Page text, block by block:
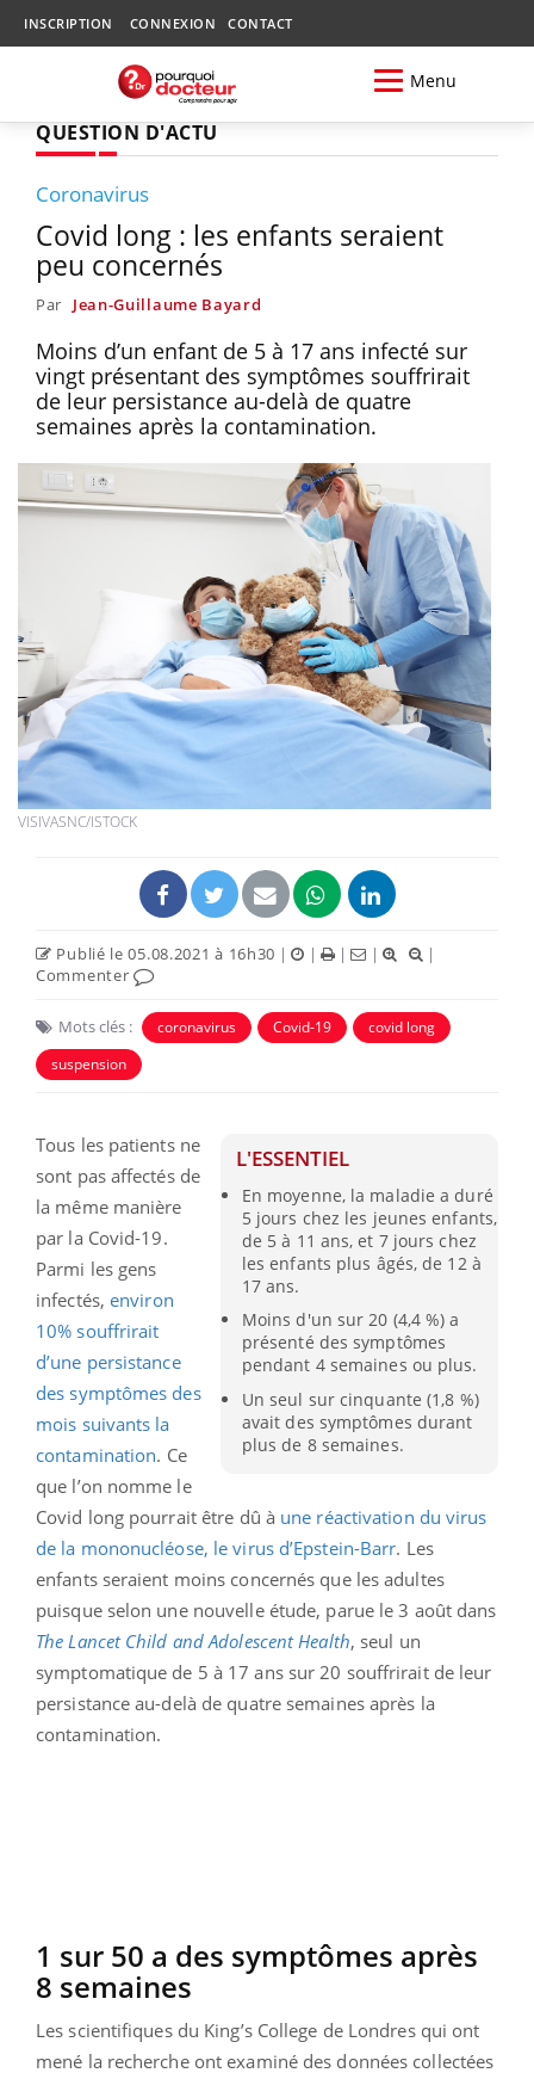
INSCRIPTION CONNEXION CONTACT
Menu
QUESTION D'ACTU
Coronavirus
Covid long : les enfants seraient
peu concernés
Par Jean-Guillaume Bayard
Moins d’un enfant de 5 à 17 ans infecté sur
vingt présentant des symptômes souffrirait
de leur persistance au-delà de quatre
semaines après la contamination.
VISIVASNC/ISTOCK
Publié le 05.08.2021 à 16h30 | | | |
|
Commenter
Mots clés : coronavirus Covid-19
covid long
suspension
L'ESSENTIEL
En moyenne, la maladie a duré
5 jours chez les jeunes enfants,
de 5 à 11 ans, et 7 jours chez
les enfants plus âgés, de 12 à
17 ans.
Moins d'un sur 20 (4,4 %) a
présenté des symptômes
pendant 4 semaines ou plus.
Un seul sur cinquante (1,8 %)
avait des symptômes durant
plus de 8 semaines.
Tous les patients ne
sont pas affectés de
la même manière
par la Covid-19.
Parmi les gens
infectés, environ
10% souffrirait
d’une persistance
des symptômes des
mois suivants la
contamination. Ce
que l’on nomme le
Covid long pourrait être dû à une réactivation du virus
de la mononucléose, le virus d’Epstein-Barr. Les
enfants seraient moins concernés que les adultes
puisque selon une nouvelle étude, parue le 3 août dans
The Lancet Child and Adolescent Health, seul un
symptomatique de 5 à 17 ans sur 20 souffrirait de leur
persistance au-delà de quatre semaines après la
contamination.
1 sur 50 a des symptômes après
8 semaines
Les scientifiques du King’s College de Londres qui ont
mené la recherche ont examiné des données collectées